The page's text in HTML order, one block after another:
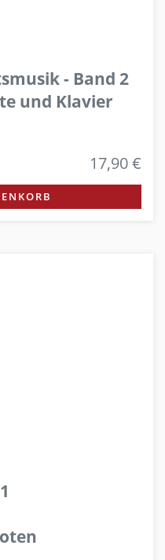
- Band 2
und Klavier
17,90 €